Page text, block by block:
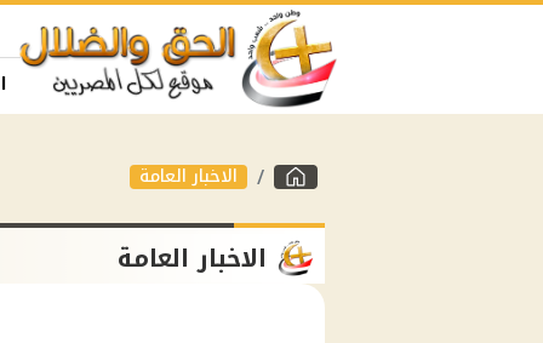
الاخبار العامة
الاخبار العامة